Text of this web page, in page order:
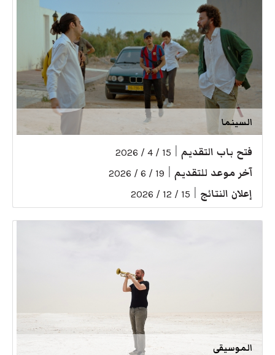
السينما
فتح باب التقديم 15 / 4 / 2026
آخر موعد للتقديم 19 / 6 / 2026
إعلان النتائج 15 / 12 / 2026
الموسيقى